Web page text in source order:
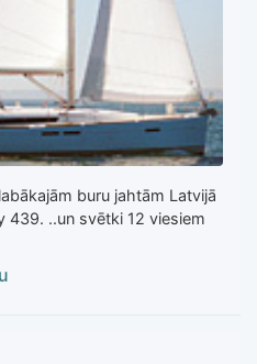
buru jahtām Latvijā
439. ..un svētki 12 viesiem